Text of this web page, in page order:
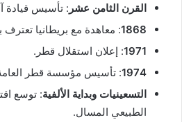
القرن الثامن عشر : تأسيس قيادة
1868: معاهدة مع بريطانيا تعترف
1971: إعلان استقلال قطر.
1974: تأسيس مؤسسة قطر العامة
التسعينيات وبداية الألفية: توسع
الطبيعي المسال.